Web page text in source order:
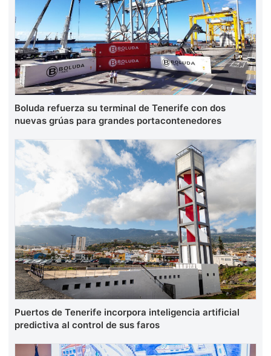
Boluda refuerza su terminal de Tenerife con dos
nuevas grúas para grandes portacontenedores
Puertos de Tenerife incorpora inteligencia artificial
predictiva al control de sus faros